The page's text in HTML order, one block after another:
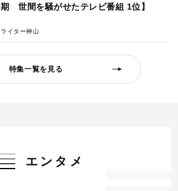
期 世間を騒がせたテレビ番組 1位】
ライター神山
特集一覧を見る
エンタメ